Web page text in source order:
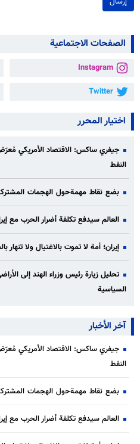
الصفحات الاجتماعية
Instagram
Twitter
اختيار المحرر
جيفري ساكس: الاقتصاد الأمريكي
النفط
بضع نقاط مهمة حول الهجمات المشتركة
العالم سيدفع تكلفة أضرار الحرب مع
إيران؛ أمة لا تموت بالاغتيال ولا تنهار
تحليل زيارة رئيس وزراء الهند إلى
السياسية
آخر الأخبار
جيفري ساكس: الاقتصاد الأمريكي
النفط
بضع نقاط مهمة حول الهجمات المشتركة
العالم سيدفع تكلفة أضرار الحرب مع